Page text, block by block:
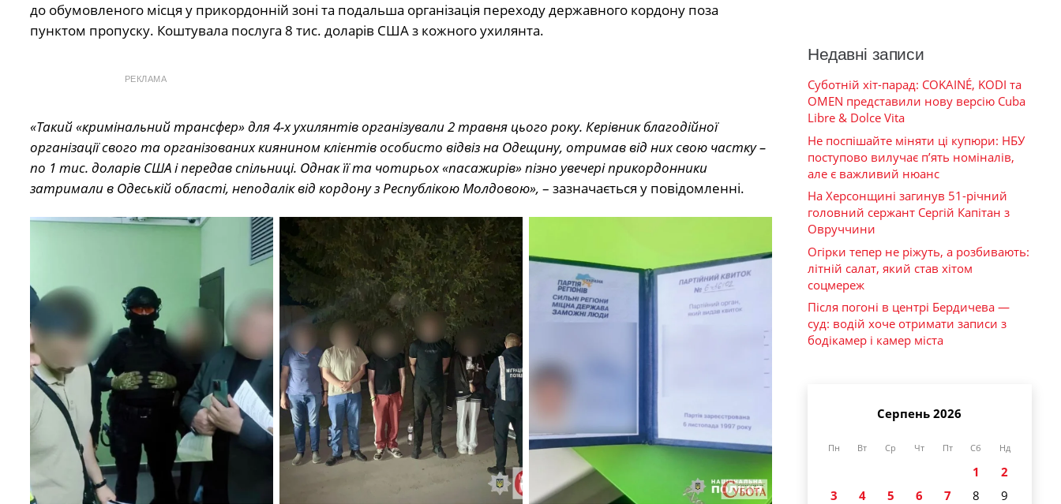
до обумовленого місця у прикордонній зоні та подальша організація переходу державного кордону поза
пунктом пропуску. Коштувала послуга 8 тис. доларів США з кожного ухилянта.
РЕКЛАМА
«Такий «кримінальний трансфер» для 4-х ухилянтів організували 2 травня цього року. Керівник благодійної
організації свого та організованих киянином клієнтів особисто відвіз на Одещину, отримав від них свою частку –
по 1 тис. доларів США і передав спільниці. Однак її та чотирьох «пасажирів» пізно увечері прикордонники
затримали в Одеській області, неподалік від кордону з Республікою Молдовою», – зазначається у повідомленні.
Недавні записи
Суботній хіт-парад: COKAINÉ, KODI та
OMEN представили нову версію Cuba
Libre & Dolce Vita
Не поспішайте міняти ці купюри: НБУ
поступово вилучає п’ять номіналів,
але є важливий нюанс
На Херсонщині загинув 51-річний
головний сержант Сергій Капітан з
Овруччини
Огірки тепер не ріжуть, а розбивають:
літній салат, який став хітом
соцмереж
Після погоні в центрі Бердичева —
суд: водій хоче отримати записи з
бодікамер і камер міста
Серпень 2026
Пн Вт Ср Чт Пт Сб Нд
1
2
3
4 5 6 7 8
9